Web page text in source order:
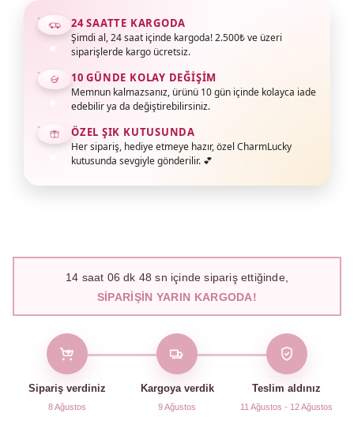
24 SAATTE KARGODA
Şimdi al, 24 saat içinde kargoda! 2.500₺ ve üzeri
siparişlerde kargo ücretsiz.
10 GÜNDE KOLAY DEĞIŞIM
Memnun kalmazsanız, ürünü 10 gün içinde kolayca iade
edebilir ya da değiştirebilirsiniz.
ÖZEL ŞIK KUTUSUNDA
Her sipariş, hediye etmeye hazır, özel CharmLucky
kutusunda sevgiyle gönderilir. 💕
14 saat 06 dk 47 sn içinde sipariş ettiğinde,
SIPARIŞIN YARIN KARGODA!
Sipariş verdiniz
8 Ağustos
Kargoya verdik
9 Ağustos
Teslim aldınız
11 Ağustos - 12 Ağustos